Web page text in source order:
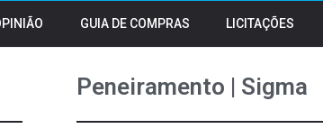
GUIA DE COMPRAS LICITAÇÕES
Peneiramento | Sigma